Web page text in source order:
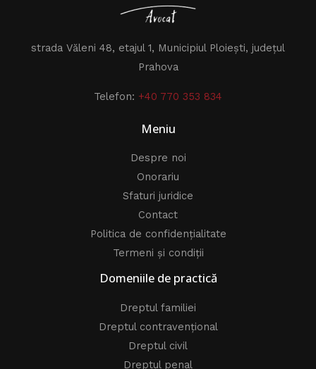
strada Văleni 48, etajul 1, Municipiul Ploiești, județul
Prahova
Telefon: +40 770 353 834
Meniu
Despre noi
Onorariu
Sfaturi juridice
Contact
Politica de confidențialitate
Termeni și condiții
Domeniile de practică
Dreptul familiei
Dreptul contravențional
Dreptul civil
Dreptul penal